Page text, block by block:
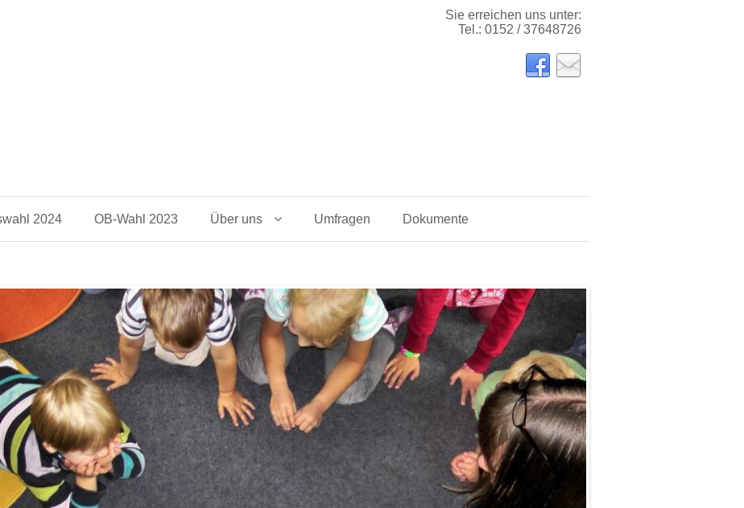
Sie erreichen uns unter:
Tel.: 0152 / 37648726
2024 OB-Wahl 2023 Über uns Umfragen Dokumente